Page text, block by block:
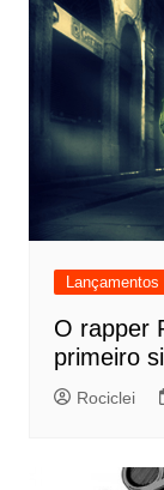
Lançamentos
O rapper
primeiro
Rociclei